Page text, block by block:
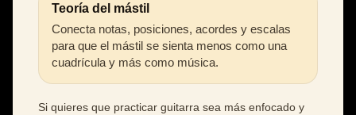
Teoría del mástil
Conecta notas, posiciones, acordes y escalas
para que el mástil se sienta menos como una
cuadrícula y más como música.
Si quieres que practicar guitarra sea más enfocado y